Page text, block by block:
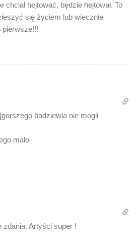
chciał hejtować, będzie hejtował. To
się życiem lub wiecznie
pierwsze!!!
badziewia nie mogli
malo
zdania. Artyści super !